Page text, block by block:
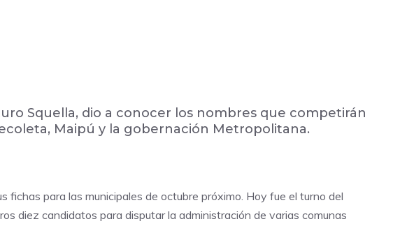
Squella, dio a conocer los nombres que competirán
Maipú y la gobernación Metropolitana.
fichas para las municipales de octubre próximo. Hoy fue el turno del
diez candidatos para disputar la administración de varias comunas